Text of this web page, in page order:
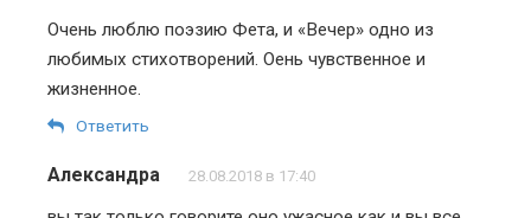
Очень люблю поэзию Фета, и «Вечер» одно из
любимых стихотворений. Оень чувственное и
жизненное.
Ответить
Aлександра 28.08.2018 в 17:40